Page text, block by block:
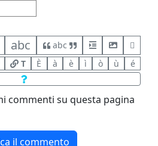
abc
abc
T
È à è ì ò ù é
commenti su questa pagina